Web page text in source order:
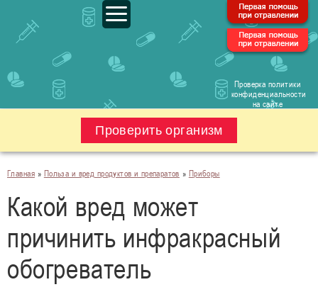
Проверка политики
конфиденциальности
на сайте
Проверить организм
Главная » Польза и вред продуктов и препаратов » Приборы
Какой вред может
причинить инфракрасный
обогреватель